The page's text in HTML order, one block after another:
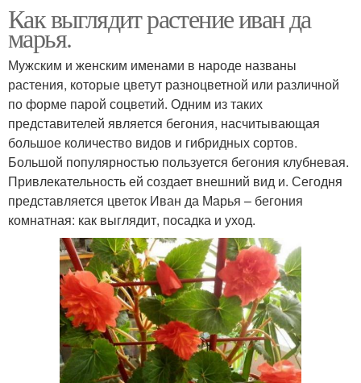
Как выглядит растение иван да
марья.
Мужским и женским именами в народе названы
растения, которые цветут разноцветной или различной
по форме парой соцветий. Одним из таких
представителей является бегония, насчитывающая
большое количество видов и гибридных сортов.
Большой популярностью пользуется бегония клубневая.
Привлекательность ей создает внешний вид и. Сегодня
представляется цветок Иван да Марья – бегония
комнатная: как выглядит, посадка и уход.